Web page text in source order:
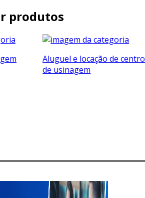
produtos
Aluguel e locação de centro
de usinagem